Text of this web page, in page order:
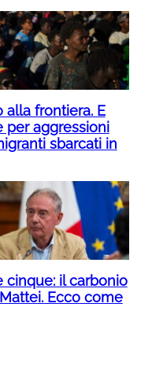
alla frontiera. E
per aggressioni
sbarcati in
il carbonio
Ecco come